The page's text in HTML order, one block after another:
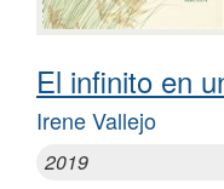
El infinito en
Irene Vallejo
2019